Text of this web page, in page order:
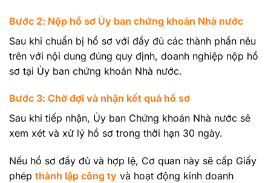
Bước 2: Nộp hồ sơ Ủy ban chứng khoán Nhà nước
Sau khi chuẩn bị hồ sơ với đầy đủ các thành phần nêu
trên với nội dung đúng quy định, doanh nghiệp nộp hồ
sơ tại Ủy ban chứng khoán Nhà nước.
Bước 3: Chờ đợi và nhận kết quả hồ sơ
Sau khi tiếp nhận, Ủy ban Chứng khoán Nhà nước sẽ
xem xét và xử lý hồ sơ trong thời hạn 30 ngày.
Nếu hồ sơ đầy đủ và hợp lệ, Cơ quan này sẽ cấp Giấy
phép thành lập công ty và hoạt động kinh doanh